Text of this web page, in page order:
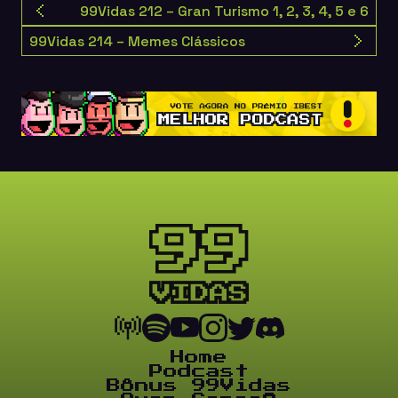
99Vidas 212 – Gran Turismo 1, 2, 3, 4, 5 e 6
99Vidas 214 – Memes Clássicos
Home
Podcast
Bônus 99Vidas